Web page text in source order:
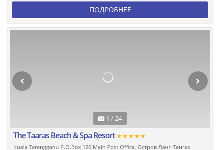
ПОДРОБНЕЕ
1 / 24
The Taaras Beach & Spa Resort★★★★★
Kuala Terengganu P.O.Box 126 Main Post Office, Остров Ланг-Тенгах